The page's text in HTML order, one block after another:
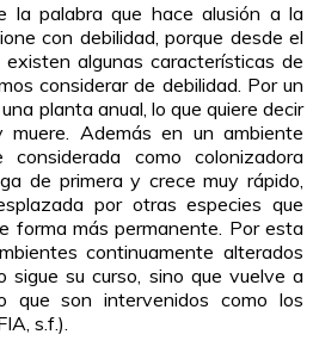
la palabra que hace alusión a la
con debilidad, porque desde el
algunas características de
considerar de debilidad. Por un
planta anual, lo que quiere decir
Además en un ambiente
como colonizadora
de primera y crece muy rápido,
por otras especies que
forma más permanente. Por esta
continuamente alterados
sigue su curso, sino que vuelve a
que son intervenidos como los
s.f.).